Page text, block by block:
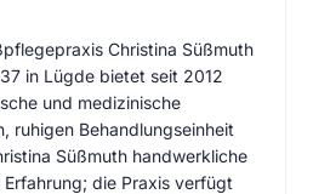
Christina Süßmuth
in Lügde bietet seit 2012
und medizinische
ruhigen Behandlungs­einheit
Süßmuth handwerkliche
die Praxis verfügt